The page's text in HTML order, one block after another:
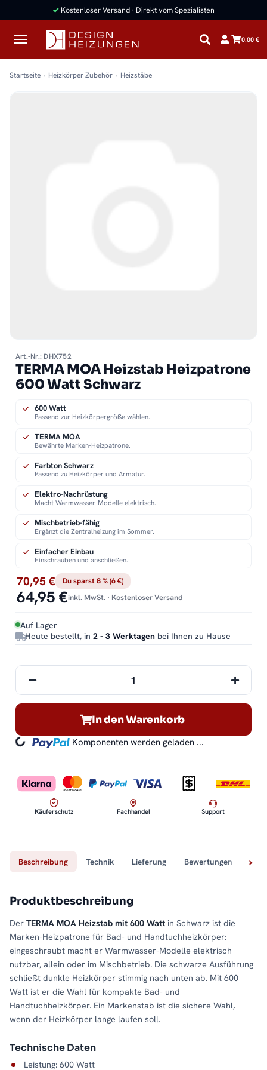
✓ Kostenloser Versand · Direkt vom Spezialisten
0,00 €
Startseite Heizkörper Zubehör Heizstäbe
Art.-Nr.: DHX752
TERMA MOA Heizstab Heizpatrone
600 Watt Schwarz
70,95 € Du sparst 8 % (6 €)
64,95 €inkl. MwSt. · Kostenloser Versand
Auf Lager
Heute bestellt, in 2 - 3 Werktagen bei Ihnen zu Hause
600 Watt
Passend zur Heizkörpergröße wählen.
TERMA MOA
Bewährte Marken-Heizpatrone.
Farbton Schwarz
Passend zu Heizkörper und Armatur.
Elektro-Nachrüstung
Macht Warmwasser-Modelle elektrisch.
Mischbetrieb-fähig
Ergänzt die Zentralheizung im Sommer.
Einfacher Einbau
Einschrauben und anschließen.
In den Warenkorb
Komponenten werden geladen ...
Käuferschutz Fachhandel Support
Beschreibung Technik Lieferung Bewertungen
Produktbeschreibung
Der TERMA MOA Heizstab mit 600 Watt in Schwarz ist die
Marken-Heizpatrone für Bad- und Handtuchheizkörper:
eingeschraubt macht er Warmwasser-Modelle elektrisch
nutzbar, allein oder im Mischbetrieb. Die schwarze Ausführung
schließt dunkle Heizkörper stimmig nach unten ab. Mit 600
Watt ist er die Wahl für kompakte Bad- und
Handtuchheizkörper. Ein Markenstab ist die sichere Wahl,
wenn der Heizkörper lange laufen soll.
Technische Daten
Leistung: 600 Watt